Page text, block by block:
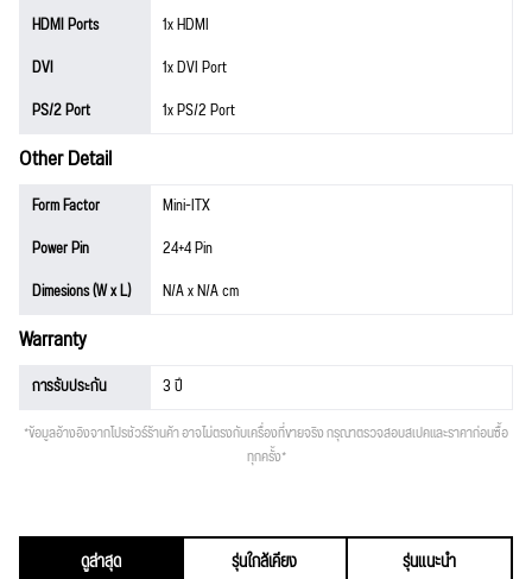
HDMI Ports
1x HDMI
DVI
1x DVI Port
PS/2 Port
1x PS/2 Port
Other Detail
Form Factor
Mini-ITX
Power Pin
24+4 Pin
Dimesions (W x L)
N/A x N/A cm
Warranty
การรับประกัน 3 ปี
*ข้อมูลอ้างอิงจากโปรชัวร์ร้านค้า อาจไม่ตรงกับเครื่องที่ขายจริง กรุณาตรวจสอบสเปคและราคาก่อนซื้อ
ทุกครั้ง*
ดูล่าสุด รุ่นใกล้เคียง
รุ่นแนะนำ